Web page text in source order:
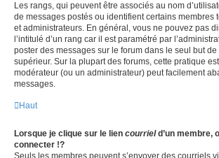
Les rangs, qui peuvent être associés au nom
de messages postés ou identifient certains membres
et administrateurs. En général, vous ne pouvez pas
l’intitulé d’un rang car il est paramétré par
poster des messages sur le forum dans le seul but
supérieur. Sur la plupart des forums, cette pratique
modérateur (ou un administrateur) peut facilement
messages.
Haut
Lorsque je clique sur le lien courrield’un membre,
connecter !?
Seuls les membres peuvent s’envoyer des courriels